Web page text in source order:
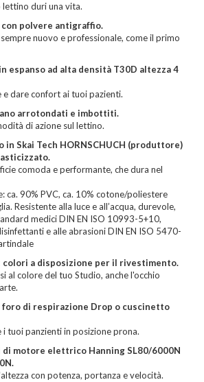
lettino duri una vita.
polvere antigraffio.
nuovo e professionale, come il primo
espanso ad alta densità T30D altezza 4
e dare confort ai tuoi pazienti.
arrotondati e imbottiti.
di azione sul lettino.
in Skai Tech HORNSCHUCH (produttore)
comoda e performante, che dura nel
ca. 90% PVC, ca. 10% cotone/poliestere
Resistente alla luce e all’acqua, durevole,
medici DIN EN ISO 10993-5+10,
e alle abrasioni DIN EN ISO 5470-
colori a disposizione per il rivestimento.
al colore del tuo Studio, anche l'occhio
foro di respirazione Drop o cuscinetto
i tuoi panzienti in posizione prona.
di motore elettrico Hanning SL80/6000N
con potenza, portanza e velocità.